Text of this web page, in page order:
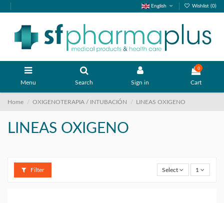
English Wishlist (0)
Menu Search Sign in
0
Cart
Home OXIGENOTERAPIA / INTUBACIÓN LINEAS OXIGENO
LINEAS OXIGENO
Filter Select 1